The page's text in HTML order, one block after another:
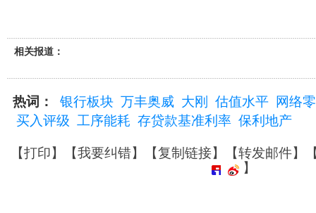
相关报道：
热词： 银行板块 万丰奥威 大刚 估值水平
网络
买入评级 工序能耗 存贷款基准利率 保利地产
【打印】【我要纠错】【复制链接】【转发邮件】
】